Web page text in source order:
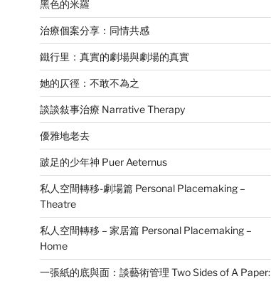
黑色的米羅
治療個案分享：同情共感
鐵行里：真實的劇場與劇場的真實
她的仄徑：不敢不為之
談談敍事治療 Narrative Therapy
優雅地老去
跛足的少年神 Puer Aeternus
私人空間轉移-劇場篇 Personal Placemaking –
Theatre
私人空間轉移 – 家居篇 Personal Placemaking –
Home
一張紙的底與面：談藝術管理 Two Sides of A Paper: